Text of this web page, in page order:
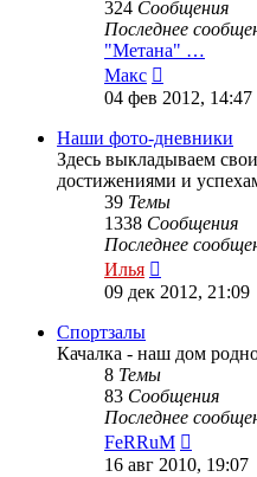
324 Сообщения
Последнее
"Метана" …
Макс
к
сообщению
04 фев 2012, 14:47
Наши фото-дневники
Здесь выкладываем
достижениями и
39 Темы
1338 Сообщения
Последнее
Илья
к
09 дек 2012, 21:09
Спортзалы
Качалка - наш дом
8 Темы
83 Сообщения
Последнее
FeRRuM
к
16 авг 2010, 19:07